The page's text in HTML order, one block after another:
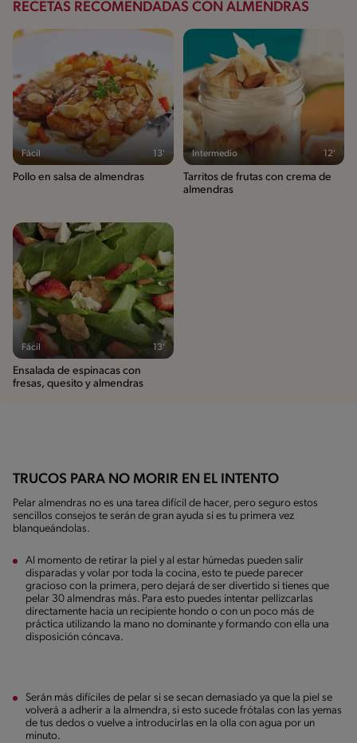
RECETAS RECOMENDADAS CON ALMENDRAS
Fácil 13'
Pollo en salsa de almendras
Intermedio 12'
Tarritos de frutas con crema de
almendras
Fácil 13'
Ensalada de espinacas con
fresas, quesito y almendras
TRUCOS PARA NO MORIR EN EL INTENTO
Pelar almendras no es una tarea difícil de hacer, pero seguro estos
sencillos consejos te serán de gran ayuda si es tu primera vez
blanqueándolas.
Al momento de retirar la piel y al estar húmedas pueden salir
disparadas y volar por toda la cocina, esto te puede parecer
gracioso con la primera, pero dejará de ser divertido si tienes que
pelar 30 almendras más. Para esto puedes intentar pellizcarlas
directamente hacia un recipiente hondo o con un poco más de
práctica utilizando la mano no dominante y formando con ella una
disposición cóncava.
Serán más difíciles de pelar si se secan demasiado ya que la piel se
volverá a adherir a la almendra, si esto sucede frótalas con las yemas
de tus dedos o vuelve a introducirlas en la olla con agua por un
minuto.